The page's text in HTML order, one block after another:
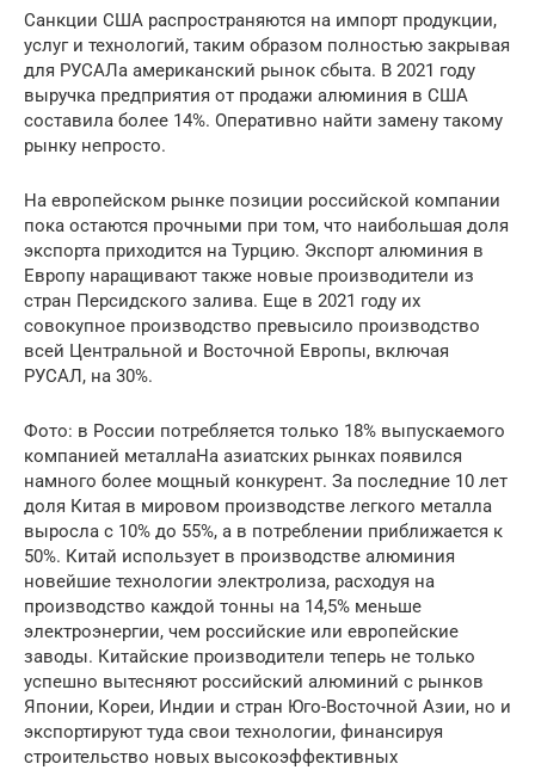
Санкции США распространяются на импорт продукции,
услуг и технологий, таким образом полностью закрывая
для РУСАЛа американский рынок сбыта. В 2021 году
выручка предприятия от продажи алюминия в США
составила более 14%. Оперативно найти замену такому
рынку непросто.
На европейском рынке позиции российской компании
пока остаются прочными при том, что наибольшая доля
экспорта приходится на Турцию. Экспорт алюминия в
Европу наращивают также новые производители из
стран Персидского залива. Еще в 2021 году их
совокупное производство превысило производство
всей Центральной и Восточной Европы, включая
РУСАЛ, на 30%.
Фото: в России потребляется только 18% выпускаемого
компанией металлаНа азиатских рынках появился
намного более мощный конкурент. За последние 10 лет
доля Китая в мировом производстве легкого металла
выросла с 10% до 55%, а в потреблении приближается к
50%. Китай использует в производстве алюминия
новейшие технологии электролиза, расходуя на
производство каждой тонны на 14,5% меньше
электроэнергии, чем российские или европейские
заводы. Китайские производители теперь не только
успешно вытесняют российский алюминий с рынков
Японии, Кореи, Индии и стран Юго-Восточной Азии, но и
экспортируют туда свои технологии, финансируя
строительство новых высокоэффективных